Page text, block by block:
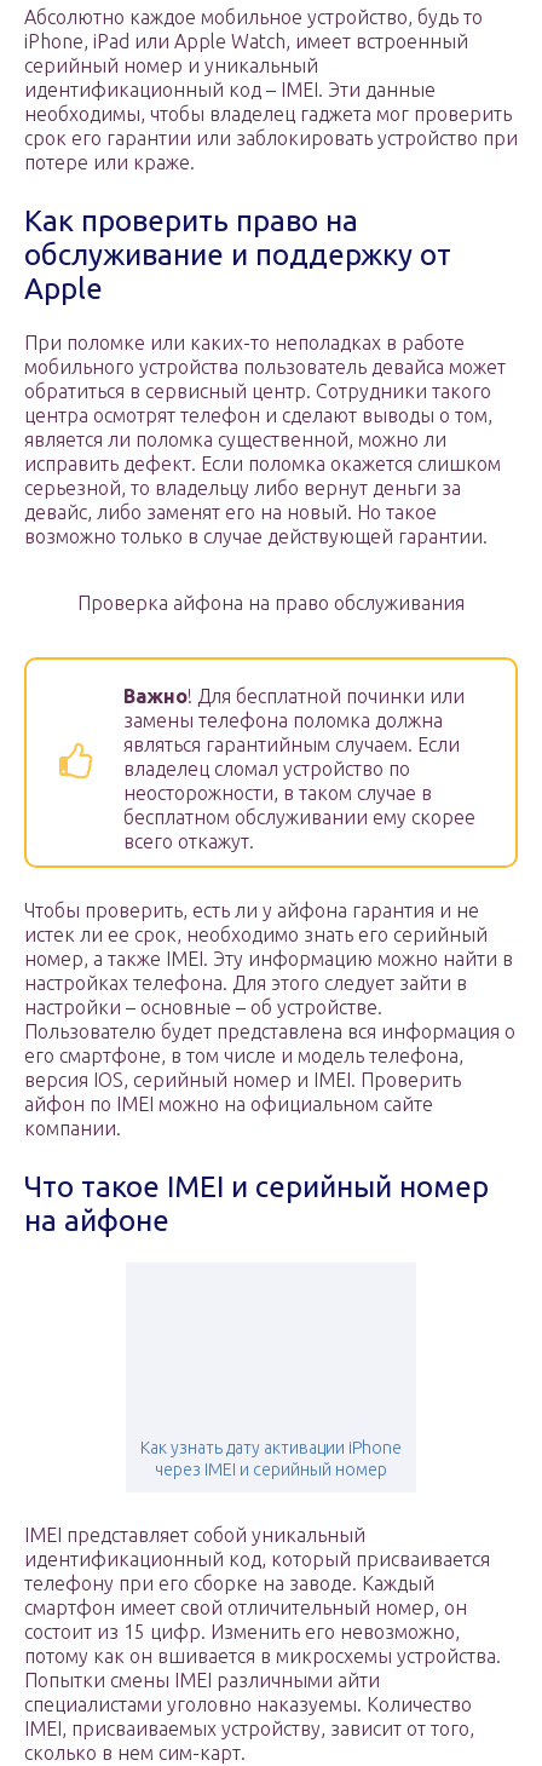
Абсолютно каждое мобильное устройство, будь то
iPhone, iPad или Apple Watch, имеет встроенный
серийный номер и уникальный
идентификационный код – IMEI. Эти данные
необходимы, чтобы владелец гаджета мог проверить
срок его гарантии или заблокировать устройство при
потере или краже.
Как проверить право на
обслуживание и поддержку от
Apple
При поломке или каких-то неполадках в работе
мобильного устройства пользователь девайса может
обратиться в сервисный центр. Сотрудники такого
центра осмотрят телефон и сделают выводы о том,
является ли поломка существенной, можно ли
исправить дефект. Если поломка окажется слишком
серьезной, то владельцу либо вернут деньги за
девайс, либо заменят его на новый. Но такое
возможно только в случае действующей гарантии.
Проверка айфона на право обслуживания
Важно! Для бесплатной починки или
замены телефона поломка должна
являться гарантийным случаем. Если
владелец сломал устройство по
неосторожности, в таком случае в
бесплатном обслуживании ему скорее
всего откажут.
Чтобы проверить, есть ли у айфона гарантия и не
истек ли ее срок, необходимо знать его серийный
номер, а также IMEI. Эту информацию можно найти в
настройках телефона. Для этого следует зайти в
настройки – основные – об устройстве.
Пользователю будет представлена вся информация о
его смартфоне, в том числе и модель телефона,
версия IOS, серийный номер и IMEI. Проверить
айфон по IMEI можно на официальном сайте
компании.
Что такое IMEI и серийный номер
на айфоне
Как узнать дату активации iPhone
через IMEI и серийный номер
IMEI представляет собой уникальный
идентификационный код, который присваивается
телефону при его сборке на заводе. Каждый
смартфон имеет свой отличительный номер, он
состоит из 15 цифр. Изменить его невозможно,
потому как он вшивается в микросхемы устройства.
Попытки смены IMEI различными айти
специалистами уголовно наказуемы. Количество
IMEI, присваиваемых устройству, зависит от того,
сколько в нем сим-карт.